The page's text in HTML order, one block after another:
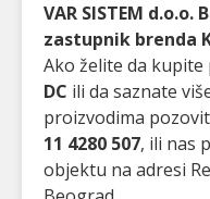
VAR SISTEM
zastupnik brenda
Ako želite da kupite
DC ili da saznate
proizvodima
11 4280 507, ili nas
objektu na adresi